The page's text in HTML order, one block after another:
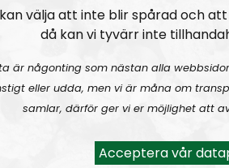
r
r
o
w
k
välja att inte blir spårad och
då kan vi tyvärr inte
är någonting som nästan alla
eller udda, men vi är måna om
samlar, därför ger vi er möjlighet att
Acceptera vår